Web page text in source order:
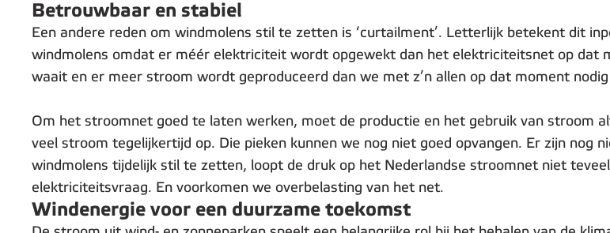
Betrouwbaar en stabiel
Een andere reden om windmolens stil te zetten is ‘curtailment’. Letterlijk betekent dit
windmolens omdat er méér elektriciteit wordt opgewekt dan het elektriciteitsnet op dat
waait en er meer stroom wordt geproduceerd dan we met z’n allen op dat moment nodig
Om het stroomnet goed te laten werken, moet de productie en het gebruik van stroom
veel stroom tegelijkertijd op. Die pieken kunnen we nog niet goed opvangen. Er zijn nog
windmolens tijdelijk stil te zetten, loopt de druk op het Nederlandse stroomnet niet
elektriciteitsvraag. En voorkomen we overbelasting van het net.
Windenergie voor een duurzame toekomst